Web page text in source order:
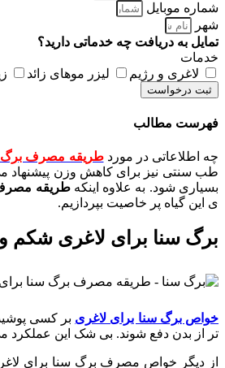
شماره موبایل
شهر
تمایل به دریافت چه خدماتی دارید؟
خدمات
لاغری و رژیم
لیزر موهای زائد
ثبت درخواست
فهرست مطالب
چه اطلاعاتی در موردطریقه مصرف برگ
طب سنتی نیز برای کاهش وزن پیشنهاد
بسیاری شود. به علاوه اینکهطریقه
ی این گیاه پر خاصیت بپردازیم.
برگ سنا برای لاغری شکم و
خواص برگ سنا برای لاغری بر کسی
تر از بدن دفع شوند. بی شک این عملکرد
از دیگر خواص مصرف برگ سنا برای